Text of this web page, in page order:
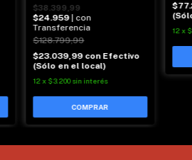
$38.399,99
$24.959
| con
Transferencia
$128.799,99
$23.039,99 con Efectivo
(Sólo en el local)
12 x $3.200 sin interés
12 x